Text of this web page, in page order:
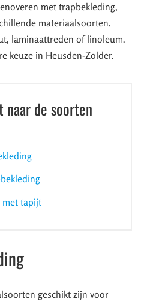
met trapbekleding,
materiaalsoorten.
laminaattreden of linoleum.
keuze in Heusden-Zolder.
naar de soorten
met tapijt
geschikt zijn voor